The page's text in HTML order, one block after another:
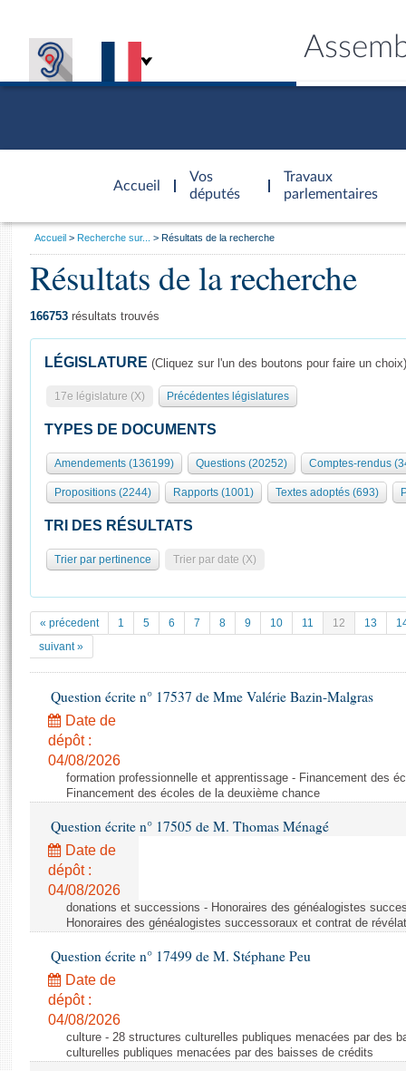
Accueil
d'accueil
Vos
députés
Travaux
parlementaires
Présidence
577 députés
Groupes politiques
Séance publique
Commissions et autres organes
Europe et International
Pétitions
Documents parlementaires
Projets de loi
Propositions de loi
Amendements
Textes adoptés
Rapports d'information
Rapports législatifs
Rapports sur l'application des lois
Baromètre de l’application des lois
Dossiers législatifs
Budget et sécurité sociale
Questions écrites et orales
Comptes rendus des débats
Général
Rôle et pouvoirs de l'Assemblée
Organisation de l'Assemblée
Présidence Conférence des Présidents Bureau Collège des
Statistiques et chiffres clés
Documents de référence
( Constitution | Règlement de l'Assemblée ... )
Histoire
Juniors
Anciennes législatures
Liens vers les sites publics
Visiter l'Assemblée
Visite virtuelle du palais Bourbon
Assister à une séance
La Bibliothèque
Les archives
Contacts et plan d'accès
Photos libres de droit
Vous
Accueil Recherche sur... Résultats de la recherche
Résultats de la recherche
166753 résultats trouvés
LÉGISLATURE (Cliquez sur l'un des boutons pour faire un choix)
17e législature (X) Précédentes législatures
TYPES DE DOCUMENTS
Amendements (136199) Questions (20252) Comptes-rendus
Propositions (2244) Rapports (1001) Textes adoptés (693)
TRI DES RÉSULTATS
Trier par pertinence Trier par date (X)
« précedent 1 5 6 7 8 9 10 11 12 13
suivant »
Question écrite n° 17537 de Mme Valérie Bazin-Malgras
Date de
dépôt :
04/08/2026
formation professionnelle et apprentissage - Financement des
Financement des écoles de la deuxième chance
Question écrite n° 17505 de M. Thomas Ménagé
Date de
dépôt :
04/08/2026
donations et successions - Honoraires des généalogistes
Honoraires des généalogistes successoraux et contrat de
Question écrite n° 17499 de M. Stéphane Peu
Date de
dépôt :
04/08/2026
culture - 28 structures culturelles publiques menacées par des
culturelles publiques menacées par des baisses de crédits